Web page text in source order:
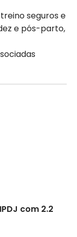
seguros e
e pós-parto,
com 2.2